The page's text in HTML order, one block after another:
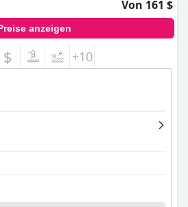
Von 161 $
anzeigen
$ +10